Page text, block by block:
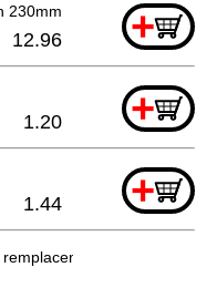
230mm +
12.96
+
1.20
+
1.44